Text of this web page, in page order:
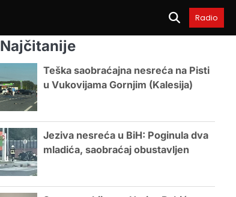
Radio
Najčitanije
Teška saobraćajna nesreća na Pisti
u Vukovijama Gornjim (Kalesija)
Jeziva nesreća u BiH: Poginula dva
mladića, saobraćaj obustavljen